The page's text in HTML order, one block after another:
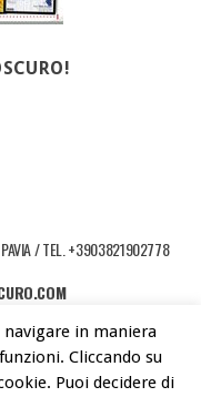
PAVIA / TEL. +3903821902778
BY LIBEREMENTI - IDEE PER
in maniera
Cliccando su
Puoi decidere di